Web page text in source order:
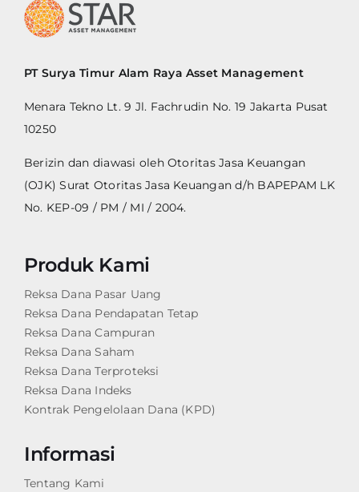
PT Surya Timur Alam Raya Asset Management
Menara Tekno Lt. 9 Jl. Fachrudin No. 19 Jakarta Pusat
10250
Berizin dan diawasi oleh Otoritas Jasa Keuangan
(OJK) Surat Otoritas Jasa Keuangan d/h BAPEPAM LK
No. KEP-09 / PM / MI / 2004.
Produk Kami
Reksa Dana Pasar Uang
Reksa Dana Pendapatan Tetap
Reksa Dana Campuran
Reksa Dana Saham
Reksa Dana Terproteksi
Reksa Dana Indeks
Kontrak Pengelolaan Dana (KPD)
Informasi
Tentang Kami